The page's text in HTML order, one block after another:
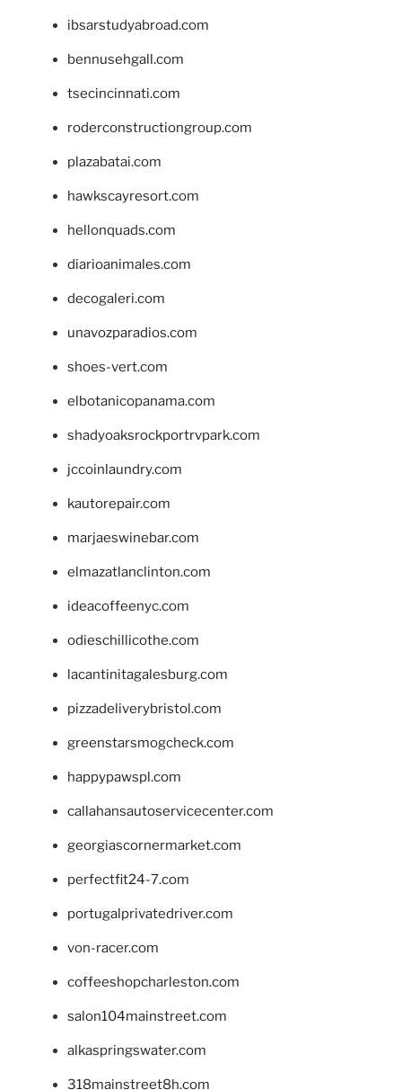
ibsarstudyabroad.com
bennusehgall.com
tsecincinnati.com
roderconstructiongroup.com
plazabatai.com
hawkscayresort.com
hellonquads.com
diarioanimales.com
decogaleri.com
unavozparadios.com
shoes-vert.com
elbotanicopanama.com
shadyoaksrockportrvpark.com
jccoinlaundry.com
kautorepair.com
marjaeswinebar.com
elmazatlanclinton.com
ideacoffeenyc.com
odieschillicothe.com
lacantinitagalesburg.com
pizzadeliverybristol.com
greenstarsmogcheck.com
happypawspl.com
callahansautoservicecenter.com
georgiascornermarket.com
perfectfit24-7.com
portugalprivatedriver.com
von-racer.com
coffeeshopcharleston.com
salon104mainstreet.com
alkaspringswater.com
318mainstreet8h.com